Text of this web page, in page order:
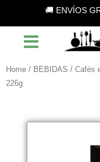
contenuto
🚚 ENVÍOS
Home / BEBIDAS / Cafés
226g